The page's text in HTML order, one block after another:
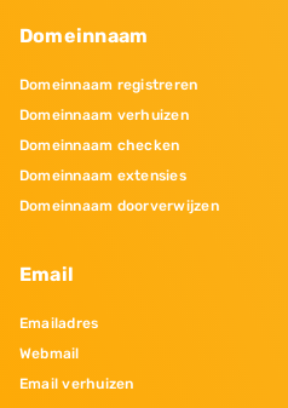
Domeinnaam
Domeinnaam registreren
Domeinnaam verhuizen
Domeinnaam checken
Domeinnaam extensies
Domeinnaam doorverwijzen
Email
Emailadres
Webmail
Email verhuizen